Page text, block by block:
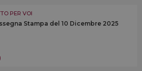
PER VOI
Stampa del 10 Dicembre 2025